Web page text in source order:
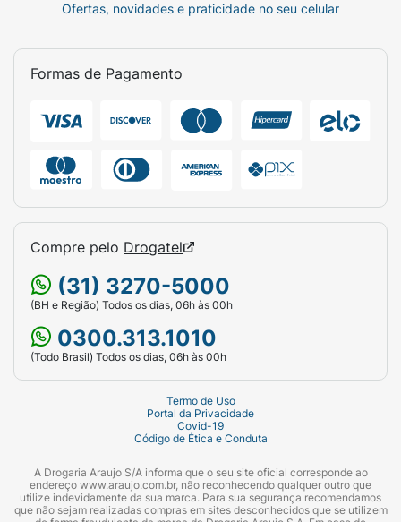
Ofertas, novidades e praticidade no seu celular
Formas de Pagamento
Compre pelo Drogatel
(31) 3270-5000
(BH e Região) Todos os dias, 06h às 00h
0300.313.1010
(Todo Brasil) Todos os dias, 06h às 00h
Termo de Uso
Portal da Privacidade
Covid-19
Código de Ética e Conduta
A Drogaria Araujo S/A informa que o seu site oficial corresponde ao
endereço www.araujo.com.br, não reconhecendo qualquer outro que
utilize indevidamente da sua marca. Para sua segurança recomendamos
que não sejam realizadas compras em sites desconhecidos que se utilizem